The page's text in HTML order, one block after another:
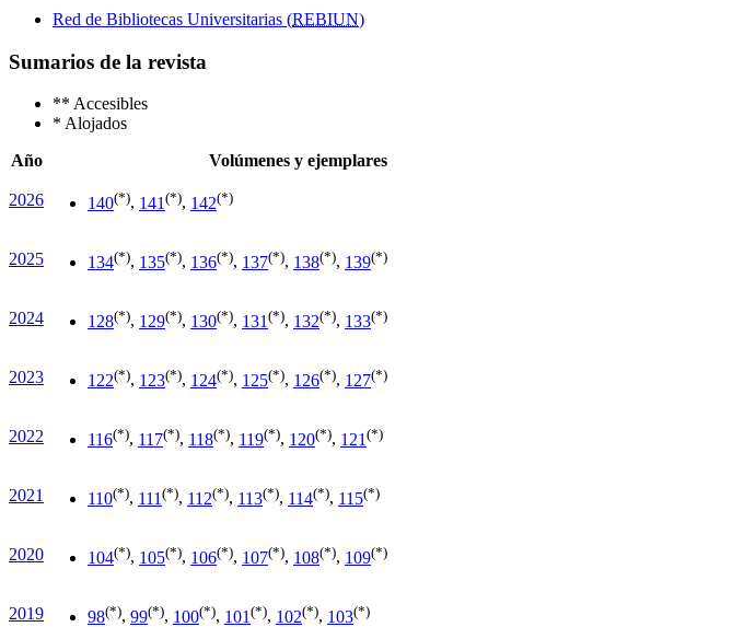
Red de Bibliotecas Universitarias (REBIUN)
Sumarios de la revista
** Accesibles
* Alojados
Año
Volúmenes y ejemplares
2026 140(*), 141 (*), 142(*)
2025 134(*), 135(*), 136(*), 137(*), 138(*), 139(*)
2024 128(*), 129(*), 130(*), 131 (*), 132(*), 133(*)
2023 122(*), 123(*), 124(*), 125(*), 126(*), 127(*)
2022 116(*), 117(*), 118(*), 119(*), 120(*), 121 (*)
2021 110(*), 111 (*), 112(*), 113(*), 114(*), 115(*)
2020 104(*), 105(*), 106(*), 107(*), 108(*), 109(*)
2019 98(*), 99(*), 100(*), 101 (*), 102(*), 103(*)